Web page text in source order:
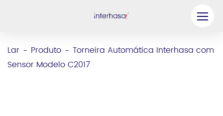
Lar - Produto - Torneira Automática Interhasa com
Sensor Modelo C2017
Empresa